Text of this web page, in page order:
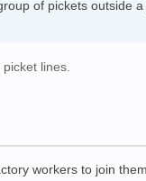
of pickets outside
lines.
workers to join them